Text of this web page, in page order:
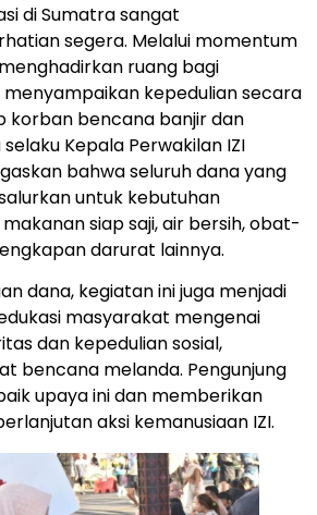
di Sumatra sangat
segera. Melalui momentum
ruang bagi
kepedulian secara
korban bencana banjir dan
selaku Kepala Perwakilan IZI
bahwa seluruh dana yang
untuk kebutuhan
siap saji, air bersih, obat-
darurat lainnya.
dana, kegiatan ini juga menjadi
masyarakat mengenai
dan kepedulian sosial,
bencana melanda. Pengunjung
upaya ini dan memberikan
aksi kemanusiaan IZI.